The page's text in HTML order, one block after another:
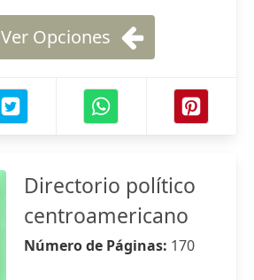
Ver Opciones
Directorio político
centroamericano
Número de Páginas: 170